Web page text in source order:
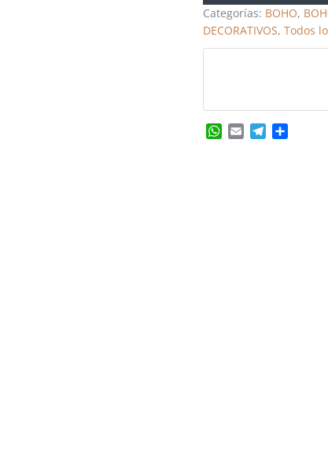
Categorías: BOHO,
DECORATIVOS, Todos